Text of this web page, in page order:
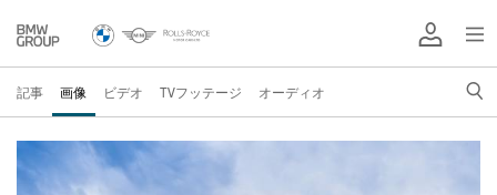
記事 画像 ビデオ TVフッテージ オーディオ